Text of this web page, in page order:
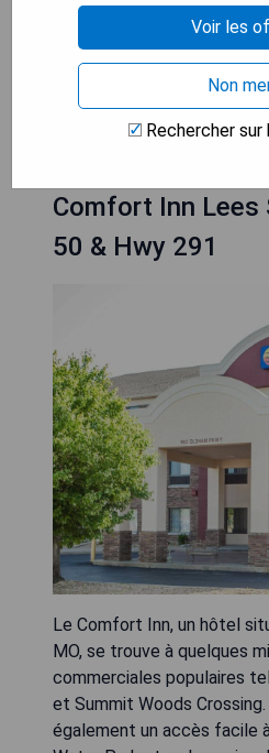
- Barbecue sur place pour
- Blanchisserie gratuite
VÉRIFIEZ LA
Comfort Inn Lees
50 & Hwy 291
Le Comfort Inn, un hôtel
MO, se trouve à quelques
commerciales populaires
et Summit Woods
également un accès facile
Voir les
Non
Rechercher sur